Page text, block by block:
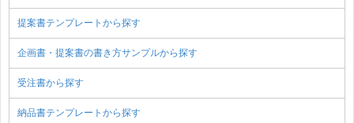
提案書テンプレートから探す
企画書・提案書の書き方サンプルから探す
受注書から探す
納品書テンプレートから探す